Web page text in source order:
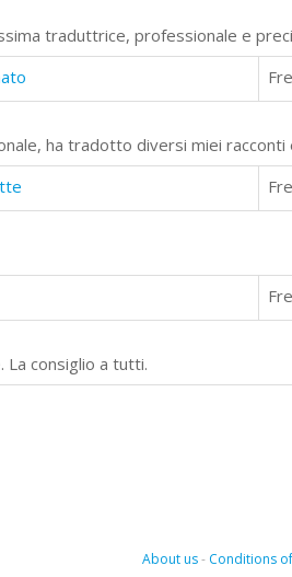
traduttrice, professionale e
ha tradotto diversi miei
consiglio a tutti.
About us- Conditions